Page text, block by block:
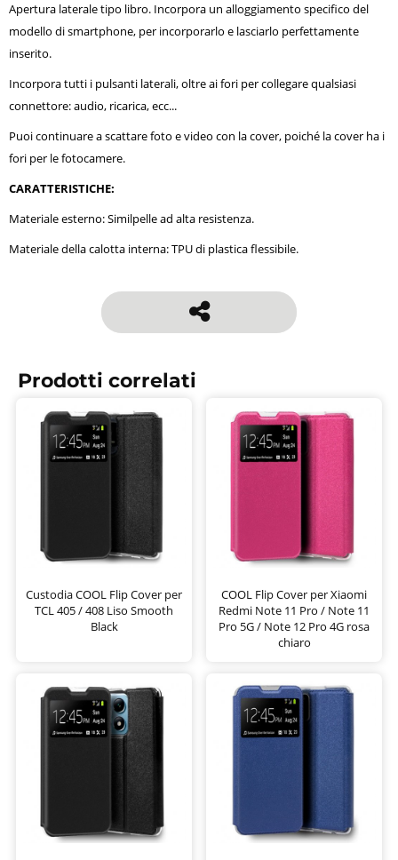
Apertura laterale tipo libro. Incorpora un alloggiamento specifico del
modello di smartphone, per incorporarlo e lasciarlo perfettamente
inserito.
Incorpora tutti i pulsanti laterali, oltre ai fori per collegare qualsiasi
connettore: audio, ricarica, ecc...
Puoi continuare a scattare foto e video con la cover, poiché la cover ha i
fori per le fotocamere.
CARATTERISTICHE:
Materiale esterno: Similpelle ad alta resistenza.
Materiale della calotta interna: TPU di plastica flessibile.
Prodotti correlati
Custodia COOL Flip Cover per
TCL 405 / 408 Liso Smooth
Black
COOL Flip Cover per Xiaomi
Redmi Note 11 Pro / Note 11
Pro 5G / Note 12 Pro 4G rosa
chiaro